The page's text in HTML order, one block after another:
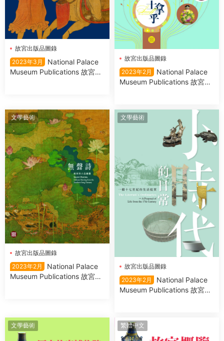
故宮出版品圖錄
2023年3月
National Palace
Museum Publications 故宮出
故宮出版品圖錄
2023年2月
National Palace
Museum Publications 故宮出
文學藝術
故宮出版品圖錄
2023年2月
National Palace
Museum Publications 故宮出
文學藝術
故宮出版品圖錄
2023年2月
National Palace
Museum Publications 故宮出
文學藝術 繁體中文